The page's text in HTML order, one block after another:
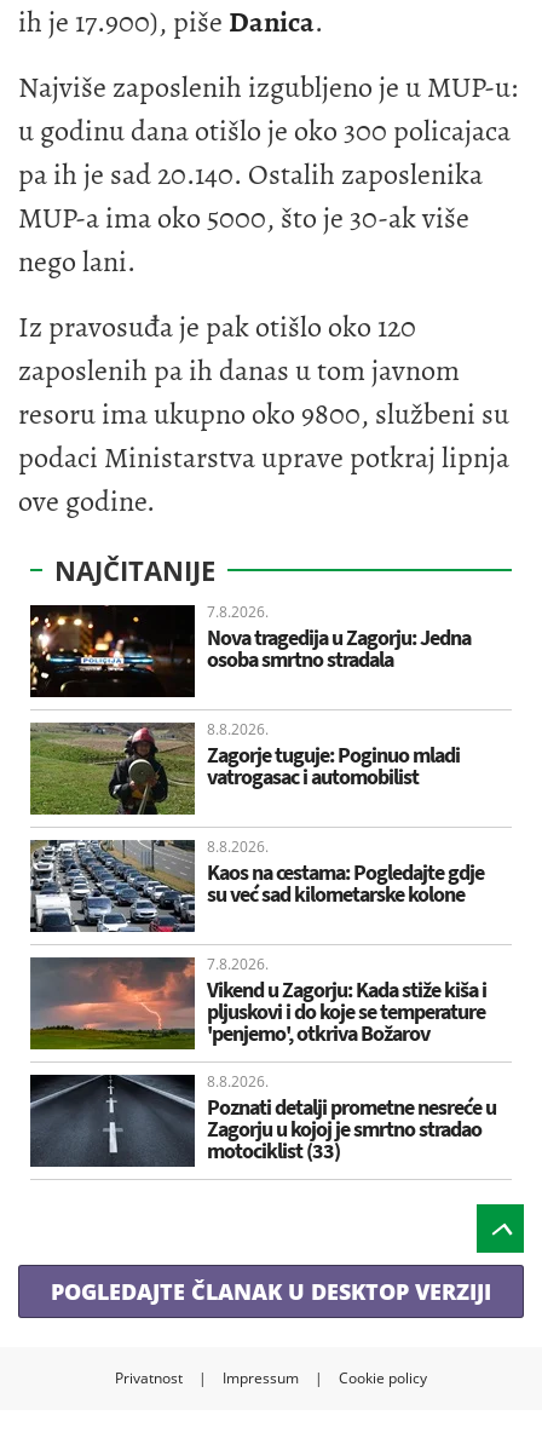
ih je 17.900), piše Danica.
Najviše zaposlenih izgubljeno je u MUP-u:
u godinu dana otišlo je oko 300 policajaca
pa ih je sad 20.140. Ostalih zaposlenika
MUP-a ima oko 5000, što je 30-ak više
nego lani.
Iz pravosuđa je pak otišlo oko 120
zaposlenih pa ih danas u tom javnom
resoru ima ukupno oko 9800, službeni su
podaci Ministarstva uprave potkraj lipnja
ove godine.
NAJČITANIJE
7.8.2026.
Nova tragedija u Zagorju: Jedna
osoba smrtno stradala
8.8.2026.
Zagorje tuguje: Poginuo mladi
vatrogasac i automobilist
8.8.2026.
Kaos na cestama: Pogledajte gdje
su već sad kilometarske kolone
7.8.2026.
Vikend u Zagorju: Kada stiže kiša i
pljuskovi i do koje se temperature
'penjemo', otkriva Božarov
8.8.2026.
Poznati detalji prometne nesreće u
Zagorju u kojoj je smrtno stradao
motociklist (33)
POGLEDAJTE ČLANAK U DESKTOP VERZIJI
Privatnost | Impressum | Cookie policy